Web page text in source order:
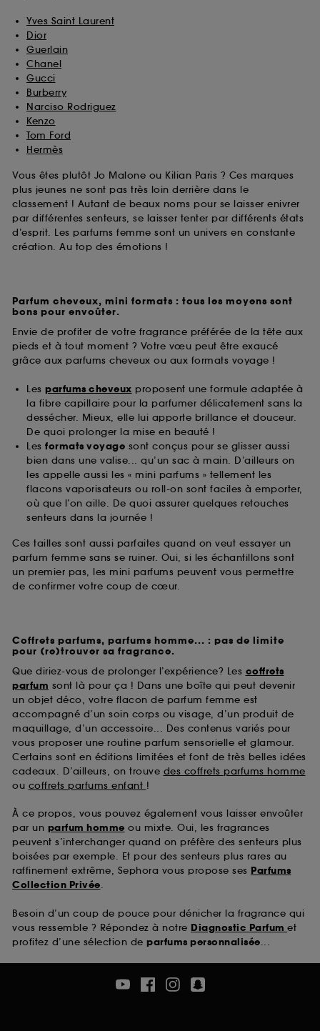
Yves Saint Laurent
Dior
Guerlain
Chanel
Gucci
Burberry
Narciso Rodriguez
Kenzo
Tom Ford
Hermès
Vous êtes plutôt Jo Malone ou Kilian Paris ? Ces marques
plus jeunes ne sont pas très loin derrière dans le
classement ! Autant de beaux noms pour se laisser enivrer
par différentes senteurs, se laisser tenter par différents états
d’esprit. Les parfums femme sont un univers en constante
création. Au top des émotions !
Parfum cheveux, mini formats : tous les moyens sont
bons pour envoûter.
Envie de profiter de votre fragrance préférée de la tête aux
pieds et à tout moment ? Votre vœu peut être exaucé
grâce aux parfums cheveux ou aux formats voyage !
Les parfums cheveux proposent une formule adaptée à
la fibre capillaire pour la parfumer délicatement sans la
dessécher. Mieux, elle lui apporte brillance et douceur.
De quoi prolonger la mise en beauté !
Les formats voyage sont conçus pour se glisser aussi
bien dans une valise... qu’un sac à main. D’ailleurs on
les appelle aussi les « mini parfums » tellement les
flacons vaporisateurs ou roll-on sont faciles à emporter,
où que l’on aille. De quoi assurer quelques retouches
senteurs dans la journée !
Ces tailles sont aussi parfaites quand on veut essayer un
parfum femme sans se ruiner. Oui, si les échantillons sont
un premier pas, les mini parfums peuvent vous permettre
de confirmer votre coup de cœur.
Coffrets parfums, parfums homme... : pas de limite
pour (re)trouver sa fragrance.
Que diriez-vous de prolonger l’expérience? Les coffrets
parfum sont là pour ça ! Dans une boîte qui peut devenir
un objet déco, votre flacon de parfum femme est
accompagné d’un soin corps ou visage, d’un produit de
maquillage, d’un accessoire... Des contenus variés pour
vous proposer une routine parfum sensorielle et glamour.
Certains sont en éditions limitées et font de très belles idées
cadeaux. D’ailleurs, on trouve des coffrets parfums homme
ou coffrets parfums enfant !
À ce propos, vous pouvez également vous laisser envoûter
par un parfum homme ou mixte. Oui, les fragrances
peuvent s’interchanger quand on préfère des senteurs plus
boisées par exemple. Et pour des senteurs plus rares au
raffinement extrême, Sephora vous propose ses Parfums
Collection Privée.
Besoin d’un coup de pouce pour dénicher la fragrance qui
vous ressemble ? Répondez à notre Diagnostic Parfum et
profitez d’une sélection de parfums personnalisée...